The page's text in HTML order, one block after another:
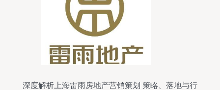
深度解析上海雷雨房地产营销策划 策略、落地与行